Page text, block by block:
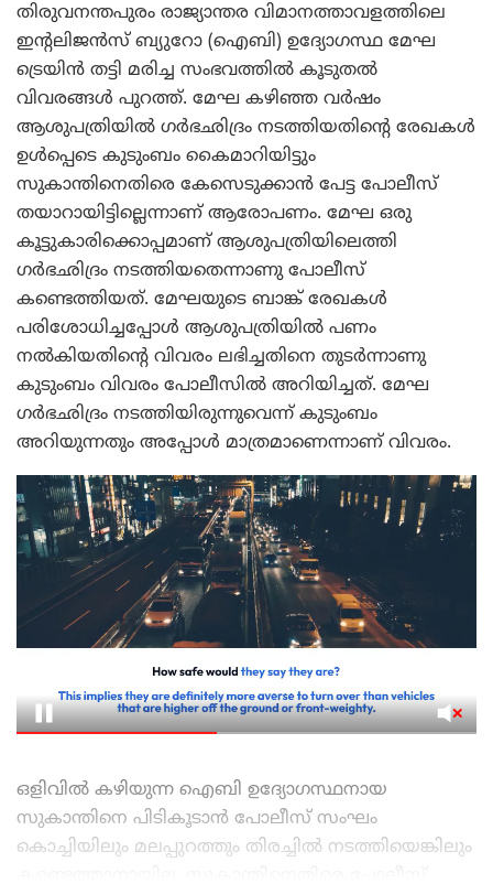
തിരുവനന്തപുരം രാജ്യാന്തര വിമാനത്താവളത്തിലെ
ഇന്റലിജൻസ് ബ്യുറോ (ഐബി) ഉദ്യോഗസ്ഥ മേഘ
ട്രെയിൻ തട്ടി മരിച്ച സംഭവത്തിൽ കൂടുതൽ
വിവരങ്ങൾ പുറത്ത്. മേഘ കഴിഞ്ഞ വർഷം
ആശുപത്രിയിൽ ഗർഭഛിദ്രം നടത്തിയതിന്റെ രേഖകൾ
ഉൾപ്പെടെ കുടുംബം കൈമാറിയിട്ടും
സുകാന്തിനെതിരെ കേസെടുക്കാൻ പേട്ട പോലീസ്
തയാറായിട്ടില്ലെന്നാണ് ആരോപണം. മേഘ ഒരു
കൂട്ടുകാരിക്കൊപ്പമാണ് ആശുപത്രിയിലെത്തി
ഗർഭഛിദ്രം നടത്തിയതെന്നാണു പോലീസ്
കണ്ടെത്തിയത്. മേഘയുടെ ബാങ്ക് രേഖകൾ
പരിശോധിച്ചപ്പോൾ ആശുപത്രിയിൽ പണം
നൽകിയതിന്റെ വിവരം ലഭിച്ചതിനെ തുടർന്നാണു
കുടുംബം വിവരം പോലീസിൽ അറിയിച്ചത്. മേഘ
ഗർഭഛിദ്രം നടത്തിയിരുന്നുവെന്ന് കുടുംബം
അറിയുന്നതും അപ്പോൾ മാത്രമാണെന്നാണ് വിവരം.
ഒളിവിൽ കഴിയുന്ന ഐബി ഉദ്യോഗസ്ഥനായ
സുകാന്തിനെ പിടികൂടാൻ പോലീസ് സംഘം
കൊച്ചിയിലും മലപ്പുറത്തും തിരച്ചിൽ നടത്തിയെങ്കിലും